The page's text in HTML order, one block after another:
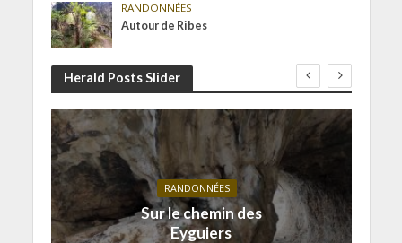
RANDONNÉES
Autour de Ribes
Herald Posts Slider
RANDONNÉES
Sur le chemin des
Eyguiers